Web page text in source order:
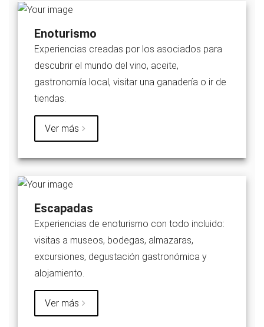
Enoturismo
Experiencias creadas por los asociados para
descubrir el mundo del vino, aceite,
gastronomía local, visitar una ganadería o ir de
tiendas.
Ver más
Escapadas
Experiencias de enoturismo con todo incluido:
visitas a museos, bodegas, almazaras,
excursiones, degustación gastronómica y
alojamiento.
Ver más